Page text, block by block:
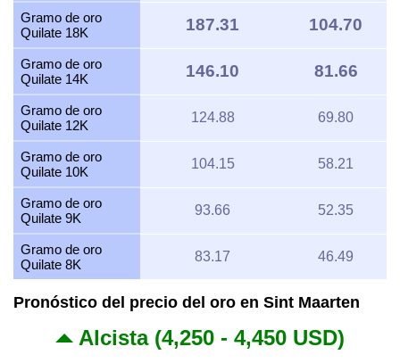
Gramo de oro
Quilate 18K
187.31 104.70
Gramo de oro
Quilate 14K
146.10 81.66
Gramo de oro
Quilate 12K
124.88 69.80
Gramo de oro
Quilate 10K
104.15 58.21
Gramo de oro
Quilate 9K
93.66 52.35
Gramo de oro
Quilate 8K
83.17 46.49
Pronóstico del precio del oro en Sint Maarten
Alcista (4,250 - 4,450 USD)